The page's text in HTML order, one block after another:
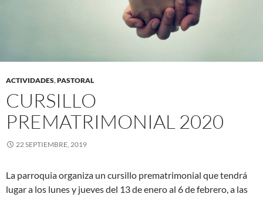
ACTIVIDADES,PASTORAL
CURSILLO
PREMATRIMONIAL 2020
22 SEPTIEMBRE, 2019
La parroquia organiza un cursillo prematrimonial que tendrá
lugar a los lunes y jueves del 13 de enero al 6 de febrero, a las